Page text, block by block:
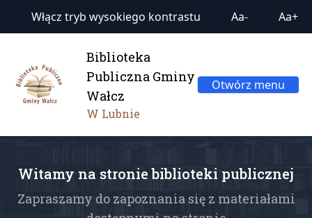
Włącz tryb wysokiego kontrastu Aa- Aa+
Biblioteka
Publiczna Gminy
Wałcz
W Lubnie
Otwórz menu
Witamy na stronie biblioteki publicznej
Zapraszamy do zapoznania się z materiałami